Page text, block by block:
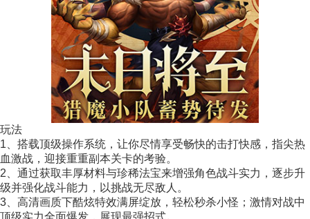
玩法
1、搭载顶级操作系统，让你尽情享受畅快的击打快感，指尖热
血激战，迎接重重副本关卡的考验。
2、通过获取丰厚材料与珍稀法宝来增强角色战斗实力，逐步升
级并强化战斗能力，以挑战无尽敌人。
3、高清画质下酷炫特效满屏绽放，轻松秒杀小怪；激情对战中
顶级实力全面爆发，展现最强招式。